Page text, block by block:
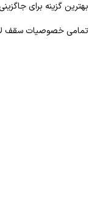
بهترین گزینه برای
تمامی خصوصیات سقف